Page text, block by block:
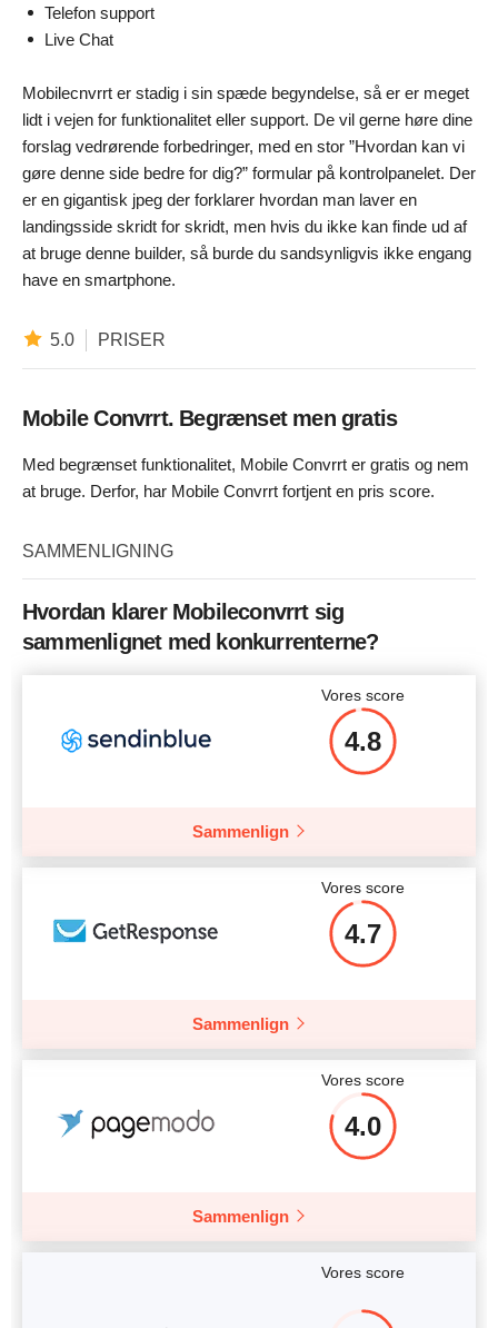
Telefon support
Live Chat
Mobilecnvrrt er stadig i sin spæde begyndelse, så er er meget
lidt i vejen for funktionalitet eller support. De vil gerne høre dine
forslag vedrørende forbedringer, med en stor ”Hvordan kan vi
gøre denne side bedre for dig?” formular på kontrolpanelet. Der
er en gigantisk jpeg der forklarer hvordan man laver en
landingsside skridt for skridt, men hvis du ikke kan finde ud af
at bruge denne builder, så burde du sandsynligvis ikke engang
have en smartphone.
5.0 PRISER
Mobile Convrrt. Begrænset men gratis
Med begrænset funktionalitet, Mobile Convrrt er gratis og nem
at bruge. Derfor, har Mobile Convrrt fortjent en pris score.
SAMMENLIGNING
Hvordan klarer Mobileconvrrt sig
sammenlignet med konkurrenterne?
Vores score
4.8
Sammenlign
Vores score
4.7
Sammenlign
Vores score
4.0
Sammenlign
Vores score